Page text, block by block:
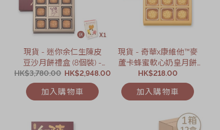
現貨 - 迷你余仁生陳皮
豆沙月餅禮盒 (8個裝) -
12盒 (網店限定)
HK$2,948.00
HK$3,780.00
加入購物車
現貨 - 奇華x康維他™麥
蘆卡蜂蜜軟心奶皇月餅
禮盒
HK$218.00
加入購物車